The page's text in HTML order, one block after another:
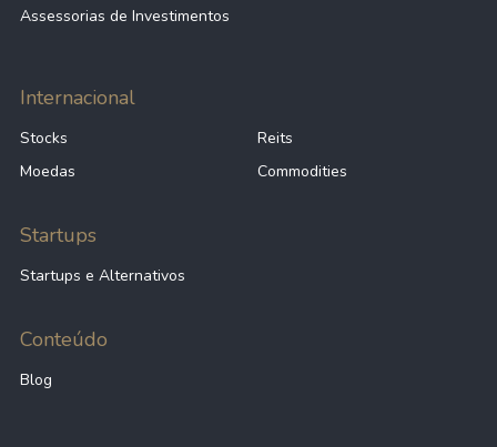
Assessorias de Investimentos
Internacional
Stocks
Reits
Moedas
Commodities
Startups
Startups e Alternativos
Conteúdo
Blog